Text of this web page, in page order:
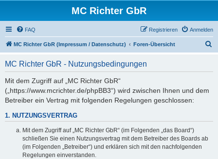
MC Richter GbR
FAQ Anmelden
Registrieren
MC Richter GbR (Impressum / Datenschutz) Foren-Übersicht
MC Richter GbR - Nutzungsbedingungen
Mit dem Zugriff auf „MC Richter GbR“
(„https://www.mcrichter.de/phpBB3“) wird zwischen Ihnen und dem
Betreiber ein Vertrag mit folgenden Regelungen geschlossen:
1. NUTZUNGSVERTRAG
Mit dem Zugriff auf „MC Richter GbR“ (im Folgenden „das Board“)
schließen Sie einen Nutzungsvertrag mit dem Betreiber des Boards ab
(im Folgenden „Betreiber“) und erklären sich mit den nachfolgenden
Regelungen einverstanden.